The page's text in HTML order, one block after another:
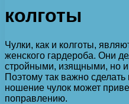
колготы
Чулки, как и колготы,
женского гардероба. Они
стройными, изящными, но
Поэтому так важно
ношение чулок может
поправлению.